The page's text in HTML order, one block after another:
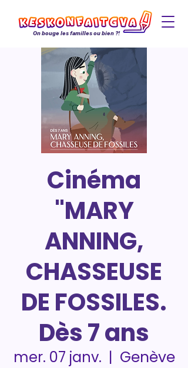
On bouge les familles ou bien ?!
Cinéma
"MARY
ANNING,
CHASSEUSE
DE FOSSILES.
Dès 7 ans
mer. 07 janv.
  |
Genève